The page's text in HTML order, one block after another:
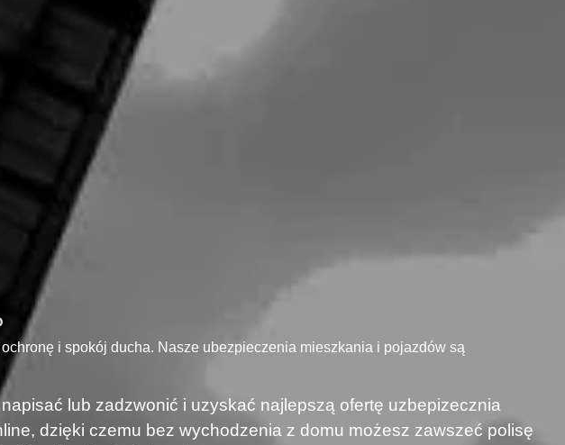
i spokój ducha. Nasze ubezpieczenia mieszkania i pojazdów są
lub zadzwonić i uzyskać najlepszą ofertę uzbepizecznia
dzięki czemu bez wychodzenia z domu możesz zawszeć polisę